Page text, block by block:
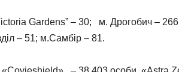
Gardens” – 30; м. Дрогобич –
– 51; м.Самбір – 81.